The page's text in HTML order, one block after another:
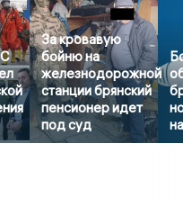
За кровавую
бойню на
железнодорожной
станции брянский
пенсионер идет
под суд